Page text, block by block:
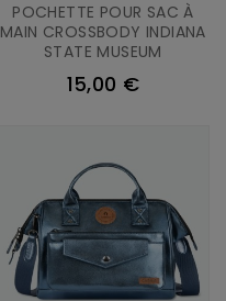
POCHETTE POUR SAC À
MAIN CROSSBODY INDIANA
STATE MUSEUM
15,00 €